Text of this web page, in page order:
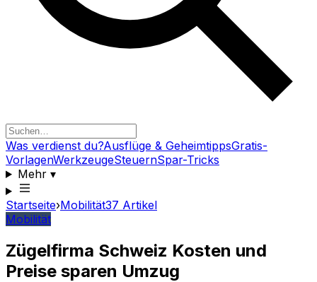
Was verdienst du?Ausflüge & GeheimtippsGratis-
VorlagenWerkzeugeSteuernSpar-Tricks
Mehr▾
Startseite›Mobilität37 Artikel
Mobilität
Zügelfirma Schweiz Kosten und
Preise sparen Umzug